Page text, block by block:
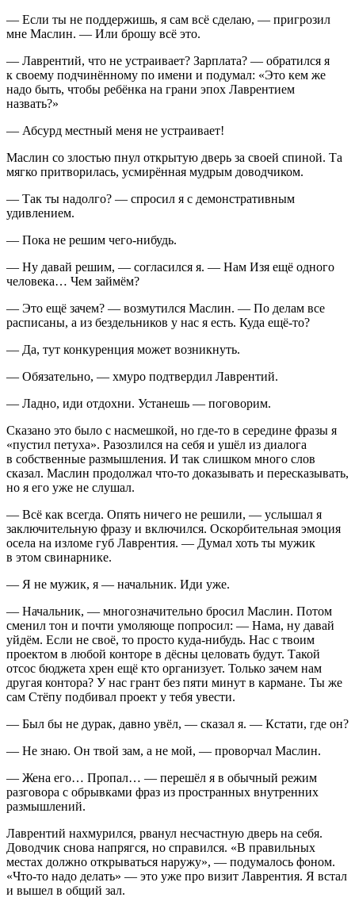
— Если ты не поддержишь, я сам всё сделаю, — пригрозил
мне Маслин. — Или брошу всё это.
— Лаврентий, что не устраивает? Зарплата? — обратился я
к своему подчинённому по имени и подумал: «Это кем же
надо быть, чтобы ребёнка на грани эпох Лаврентием
назвать?»
— Абсурд местный меня не устраивает!
Маслин со злостью пнул открытую дверь за своей спиной. Та
мягко притворилась, усмирённая мудрым доводчиком.
— Так ты надолго? — спросил я с демонстративным
удивлением.
— Пока не решим чего-нибудь.
— Ну давай решим, — согласился я. — Нам Изя ещё одного
человека… Чем займём?
— Это ещё зачем? — возмутился Маслин. — По делам все
расписаны, а из бездельников у нас я есть. Куда ещё-то?
— Да, тут конкуренция может возникнуть.
— Обязательно, — хмуро подтвердил Лаврентий.
— Ладно, иди отдохни. Устанешь — поговорим.
Сказано это было с насмешкой, но где-то в середине фразы я
«пустил петуха». Разозлился на себя и ушёл из диалога
в собственные размышления. И так слишком много слов
сказал. Маслин продолжал что-то доказывать и пересказывать,
но я его уже не слушал.
— Всё как всегда. Опять ничего не решили, — услышал я
заключительную фразу и включился. Оскорбительная эмоция
осела на изломе губ Лаврентия. — Думал хоть ты мужик
в этом свинарнике.
— Я не мужик, я — начальник. Иди уже.
— Начальник, — многозначительно бросил Маслин. Потом
сменил тон и почти умоляюще попросил: — Нама, ну давай
уйдём. Если не своё, то просто куда-нибудь. Нас с твоим
проектом в любой конторе в дёсны целовать будут. Такой
отсос бюджета хрен ещё кто организует. Только зачем нам
другая контора? У нас грант без пяти минут в кармане. Ты же
сам Стёпу подбивал проект у тебя увести.
— Был бы не дурак, давно увёл, — сказал я. — Кстати, где он?
— Не знаю. Он твой зам, а не мой, — проворчал Маслин.
— Жена его… Пропал… — перешёл я в обычный режим
разговора с обрывками фраз из пространных внутренних
размышлений.
Лаврентий нахмурился, рванул несчастную дверь на себя.
Доводчик снова напрягся, но справился. «В правильных
местах должно открываться наружу», — подумалось фоном.
«Что-то надо делать» — это уже про визит Лаврентия. Я встал
и вышел в общий зал.